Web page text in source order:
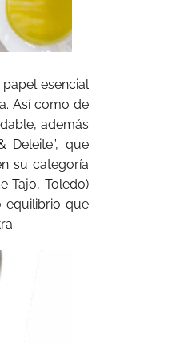
esencial
Así como de
además
Deleite”, que
su categoría
Tajo, Toledo)
equilibrio que